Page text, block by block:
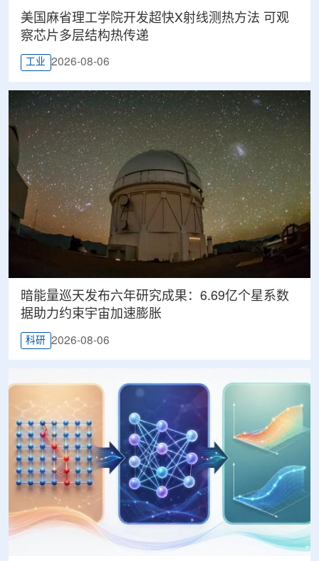
美国麻省理工学院开发超快X射线测热方法 可观
察芯片多层结构热传递
工业 2026-08-06
暗能量巡天发布六年研究成果：6.69亿个星系数
据助力约束宇宙加速膨胀
科研 2026-08-06